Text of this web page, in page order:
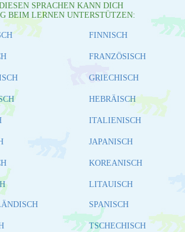
SPRACHEN KANN DICH
BEIM LERNEN UNTERSTÜTZEN:
FINNISCH
FRANZÖSISCH
GRIECHISCH
HEBRÄISCH
ITALIENISCH
JAPANISCH
KOREANISCH
LITAUISCH
SPANISCH
TSCHECHISCH